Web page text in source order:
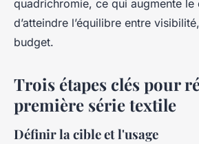
quadrichromie, ce qui augmente le
d’atteindre l’équilibre entre
budget.
Trois étapes clés pour
première série textile
Définir la cible et l'usage